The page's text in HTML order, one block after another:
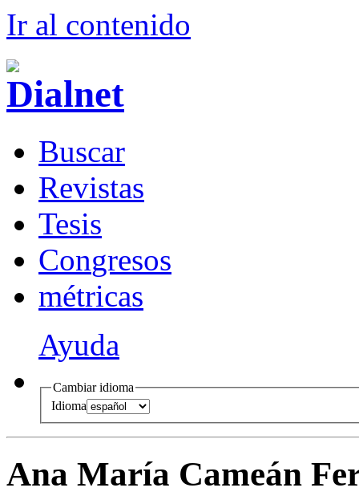
Ir al contenido
Buscar
Revistas
Tesis
Congresos
métricas
Ayuda
Cambiar idioma
Idioma
Ana María Cameán